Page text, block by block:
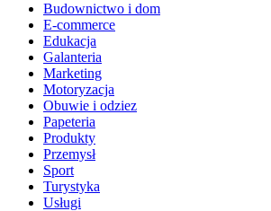
Budownictwo i dom
E-commerce
Edukacja
Galanteria
Marketing
Motoryzacja
Obuwie i odziez
Papeteria
Produkty
Przemysł
Sport
Turystyka
Usługi